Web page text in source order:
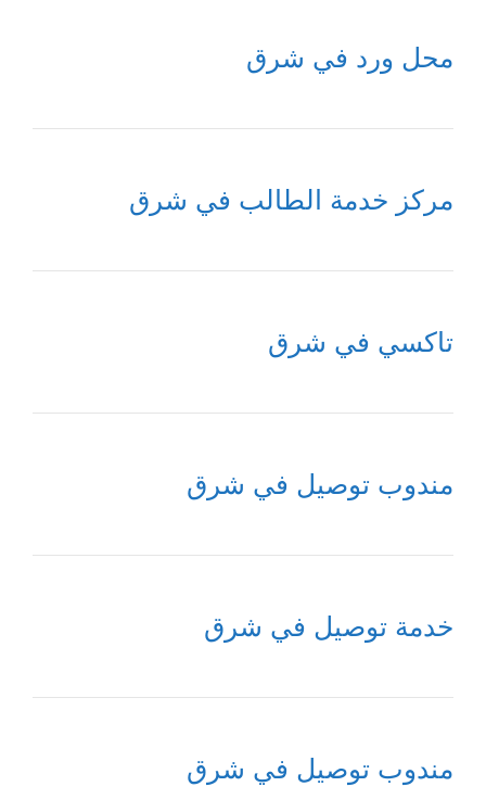
محل ورد في شرق
مركز خدمة الطالب في شرق
تاكسي في شرق
مندوب توصيل في شرق
خدمة توصيل في شرق
مندوب توصيل في شرق